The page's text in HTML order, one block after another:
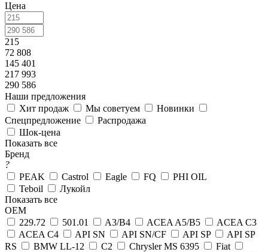
Цена
215
72 808
145 401
217 993
290 586
Наши предложения
Хит продаж
Мы советуем
Новинки
Спецпредложение
Распродажа
Шок-цена
Показать все
Бренд
?
PEAK
Castrol Eagle FQ
PHI OIL
Teboil
Лукойл
Показать все
OEM
229.72
501.01 A3/B4 ACEA A5/B5
ACEA C3
ACEA C4
API SN API SN/CF API SP
API SP
RS
BMW LL-12 C2 Chrysler MS 6395
Fiat